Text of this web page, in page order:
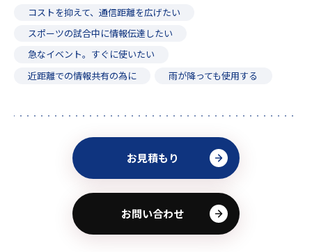
コストを抑えて、通信距離を広げたい
スポーツの試合中に情報伝達したい
急なイベント。すぐに使いたい
近距離での情報共有の為に
雨が降っても使用する
お見積もり
お問い合わせ